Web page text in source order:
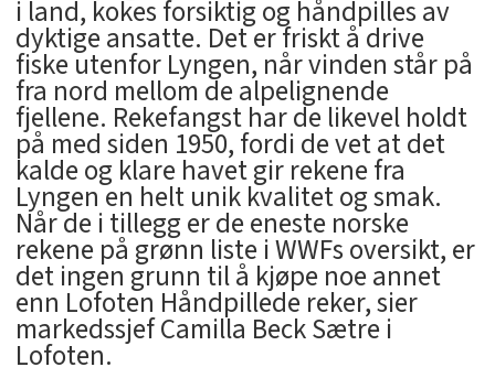
i land, kokes forsiktig og håndpilles av
dyktige ansatte. Det er friskt å drive
fiske utenfor Lyngen, når vinden står på
fra nord mellom de alpelignende
fjellene. Rekefangst har de likevel holdt
på med siden 1950, fordi de vet at det
kalde og klare havet gir rekene fra
Lyngen en helt unik kvalitet og smak.
Når de i tillegg er de eneste norske
rekene på grønn liste i WWFs oversikt, er
det ingen grunn til å kjøpe noe annet
enn Lofoten Håndpillede reker, sier
markedssjef Camilla Beck Sætre i
Lofoten.